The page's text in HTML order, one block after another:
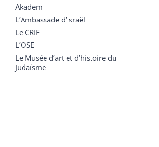
Akadem
L’Ambassade d’Israël
Le CRIF
L’OSE
Le Musée d’art et d’histoire du
Judaïsme